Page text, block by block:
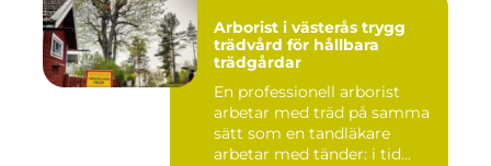
Arborist i västerås trygg
trädvård för hållbara
trädgårdar
En professionell arborist
arbetar med träd på samma
sätt som en tandläkare
arbetar med tänder: i tid...